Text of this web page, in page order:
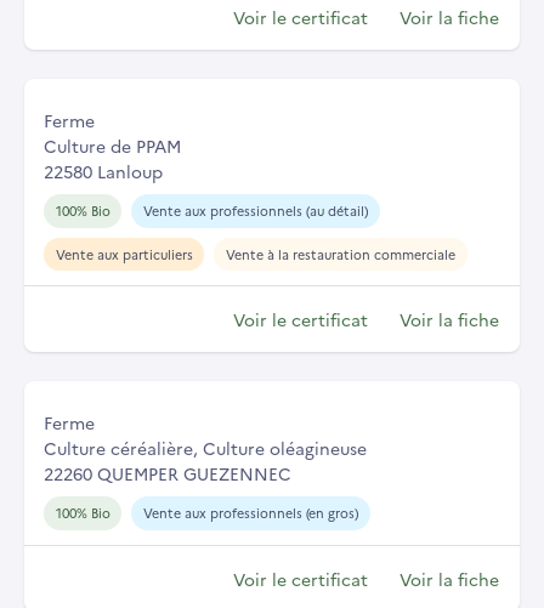
Voir le certificat Voir la fiche
Ferme
Culture de PPAM
22580 Lanloup
100% Bio Vente aux professionnels (au détail)
Vente aux particuliers Vente à la restauration commerciale
Voir le certificat Voir la fiche
Ferme
Culture céréalière, Culture oléagineuse
22260 QUEMPER GUEZENNEC
100% Bio Vente aux professionnels (en gros)
Voir le certificat Voir la fiche